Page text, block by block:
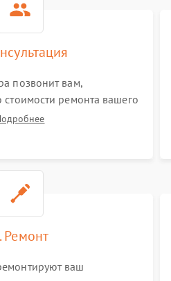
позвонит вам,
стоимости ремонта вашего
на все ваши
Ремонт
ваш